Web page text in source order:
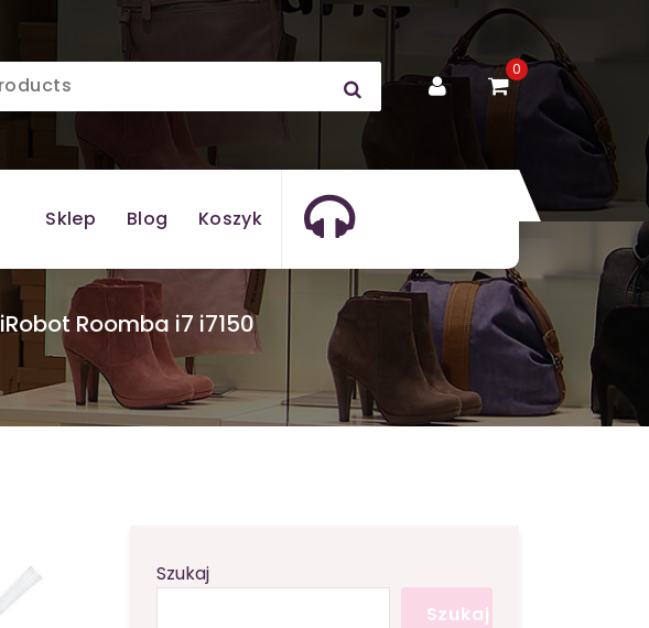
0
Sklep Blog Koszyk
iRobot Roomba i7 i7150
Szukaj
Szukaj